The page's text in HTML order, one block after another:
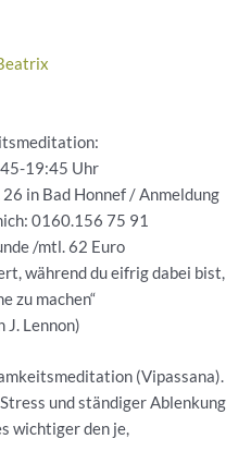
19:45 Uhr
in Bad Honnef / Anmeldung
0160.156 75 91
/mtl. 62 Euro
während du eifrig dabei bist,
zu machen“
J. Lennon)
(Vipassana).
und ständiger Ablenkung
wichtiger den je,